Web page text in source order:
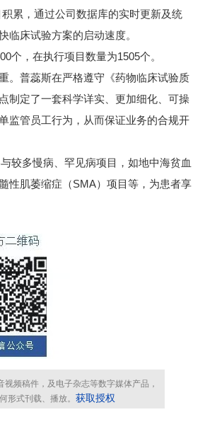
累，通过公司数据库的实时更新及统
临床试验方案的启动速度。
，在执行项目数量为1505个。
普蕊斯在严格遵守《药物临床试验质
制定了一套科学详实、更加细化、可操
监管员工行为，从而保证业务的合规开
多慢病、罕见病项目，如地中海贫血
性肌萎缩症（SMA）项目等，为患者享
视频稿件，及电子杂志等数字媒体产品，
形式刊载、播放。 获取授权